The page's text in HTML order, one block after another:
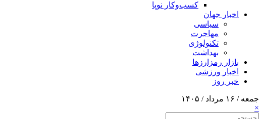
کسب‌وکار نوپا
اخبار جهان
سیاسی
مهاجرت
تکنولوژی
بهداشت
بازار رمزارزها
اخبار ورزشی
خبر روز
جمعه / ۱۶ مرداد / ۱۴۰۵
×